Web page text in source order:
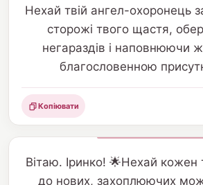
Нехай твій ангел-охоронець
сторожі твого щастя,
негараздів і наповнюючи
благословенною
Поділитися
Копіювати
Вітаю. Іринко! 🌟Нехай кожен
до нових, захоплюючих